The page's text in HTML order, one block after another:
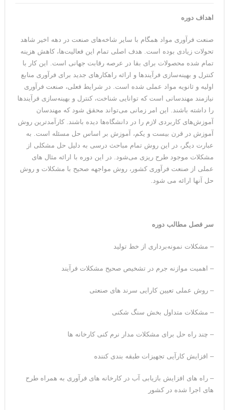
اهداف دوره
صنعت فرآوری مواد همگام با سایر شاخه‌های صنعت در دهه اخیر شاهد
تحولات زیادی بوده است. هدف اصلی تمام این فعالیت‌ها، کاهش هزینه
تمام شده محصولات برای بقا در عرصه رقابت جهانی است. این کار با
کنترل و بهینه‌سازی فرآیندها و ارائه راهکارهای جدید برای فرآوری منابع
اولیه و ثانویه مواد عملی شده است. در شرایط فعلی، صنعت فرآوری
نیازمند مهندسانی است که توانایی شناخت، کنترل و بهینه‌سازی فرآیندها
را داشته باشند. این امر زمانی می‌تواند محقق شود که مهندسان
آموزش‌های کاربردی لازم را در دانشگاه‌ها دیده باشند. کارآمدترین روش
آموزش در قرن بیست و یکم، آموزش بر اساس حل مسئله است. به
عبارت دیگر، در این روش تمام مباحث درسی به دلیل حل مشکلی از
مشکلات موجود طرح ریزی می‌شود. در این دوره با ارائه مثال های
عملی از صنعت فرآوری کشور، روش مواجهه صحیح با مشکلات و روش
حل آنها ارائه می شود.
سر فصل مطالب دوره
– مشکلات نمونه‌برداری از خط تولید
– اهمیت موازنه جرم در تشخیص صحیح مشکلات فرآیند
– روش عملی تعیین کارایی سرند های صنعتی
– مشکلات متداول بخش سنگ شکنی
– چند راه حل برای مشکلات مدار نرم کنی کارخانه ها
– افزایش کارآیی تجهیزات طبقه بندی کننده
– راه های افزایش بازیابی آب در کارخانه های فرآوری به همراه طرح
های اجرا شده در کشور